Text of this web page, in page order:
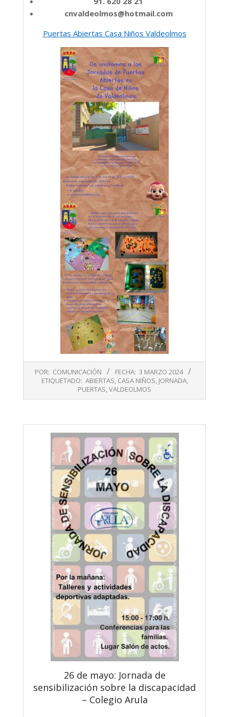
cnvaldeolmos@hotmail.com
Puertas Abiertas Casa Niños Valdeolmos
POR: COMUNICACIÓN FECHA: 3 MARZO 2024
ETIQUETADO: ABIERTAS, CASA NIÑOS, JORNADA,
PUERTAS,VALDEOLMOS
26 de mayo: Jornada de
sensibilización sobre la discapacidad
– Colegio Arula